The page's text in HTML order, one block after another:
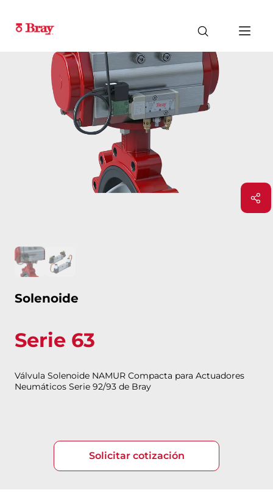
Solenoide
Serie 63
Válvula Solenoide NAMUR Compacta para Actuadores
Neumáticos Serie 92/93 de Bray
Solicitar cotización